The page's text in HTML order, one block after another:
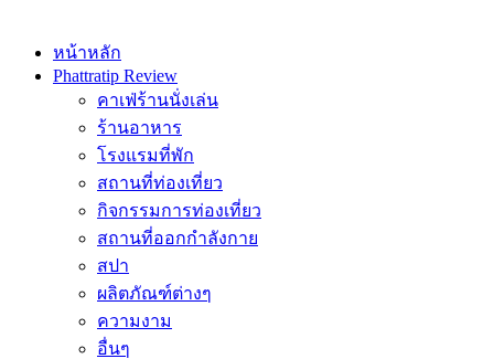
หน้าหลัก
Phattratip Review
คาเฟ่ร้านนั่งเล่น
ร้านอาหาร
โรงแรมที่พัก
สถานที่ท่องเที่ยว
กิจกรรมการท่องเที่ยว
สถานที่ออกกำลังกาย
สปา
ผลิตภัณฑ์ต่างๆ
ความงาม
อื่นๆ